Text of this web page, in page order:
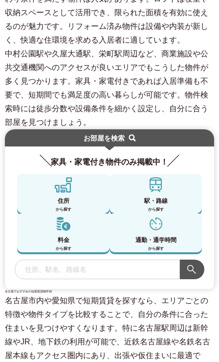
収納スペースとして活用でき、限られた面積を有効に使え
るのが魅力です。リフォーム済み物件は設備や内装が新し
く、快適な住環境を求める入居者に適しています。
中村公園駅や久屋大通駅、栄町駅周辺など、商業施設や公
共交通機関へのアクセスが良いエリアでもこうした物件が
多く見つかります。家具・家電付きであれば入居準備も不
要で、短期間でも満足度の高い暮らしが可能です。物件検
索時には徒歩分数や設備条件を細かく設定し、自分に合う
部屋を見つけましょう。
お部屋を検索
家具・家電付き物件のみ掲載中！
住所
から探す
駅・路線
から探す
料金
から探す
通勤・通学時間
から探す
名古屋でおすすめの短期賃貸物件例
名古屋市内や愛知県で短期賃貸を探すなら、エリアごとの
特徴や物件タイプを比較することで、自分の条件に合った
住まいを見つけやすくなります。特に名古屋駅周辺は新幹
線やJR、地下鉄の利用が可能で、近鉄名古屋線や名鉄名古
屋本線もアクセス圏内にあり、出張や仮住まいに最適で